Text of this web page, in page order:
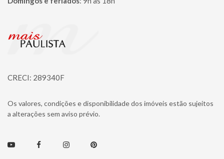
Página inicial
CRECI: 289340F
Os valores, condições e disponibilidade dos imóveis estão sujeitos
a alterações sem aviso prévio.
Youtube FacebookInstagramPinterest